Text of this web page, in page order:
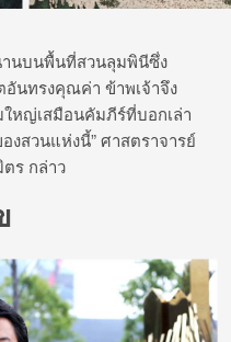
านบนพื้นที่สวนลุมพินีซึ่ง
นทรงคุณค่า ข้าพเจ้าจึง
ใหญ่เสมือนคัมภีร์ที่บอกเล่า
งสวนแห่งนี้” ศาสตราจารย์
ร กล่าว